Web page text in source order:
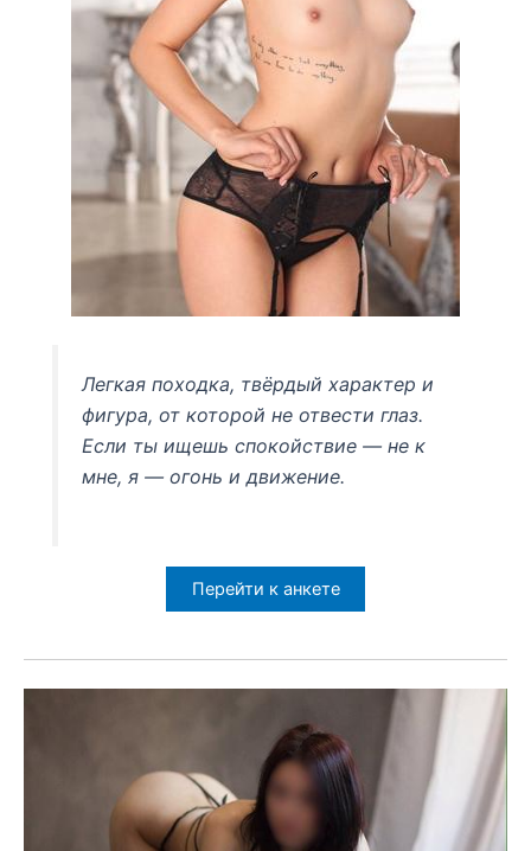
Легкая походка, твёрдый характер и
фигура, от которой не отвести глаз.
Если ты ищешь спокойствие — не к
мне, я — огонь и движение.
Перейти к анкете